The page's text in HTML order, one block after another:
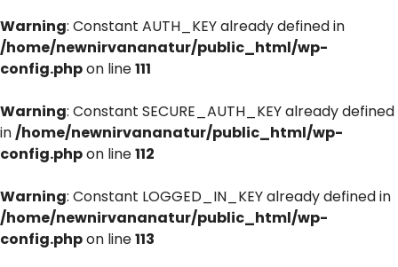
Warning: Constant AUTH_KEY already defined in
/home/newnirvananatur/public_html/wp-
config.phpon line111
Warning: Constant SECURE_AUTH_KEY already defined
in/home/newnirvananatur/public_html/wp-
config.phpon line112
Warning: Constant LOGGED_IN_KEY already defined in
/home/newnirvananatur/public_html/wp-
config.phpon line113